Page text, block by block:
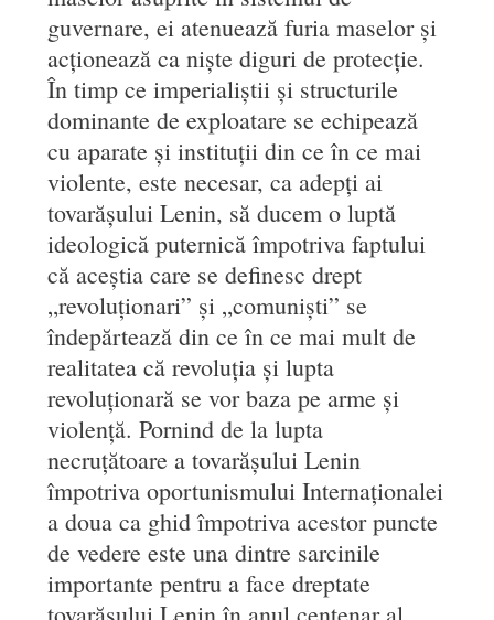
guvernare, ei atenuează furia maselor și
acționează ca niște diguri de protecție.
În timp ce imperialiștii și structurile
dominante de exploatare se echipează
cu aparate și instituții din ce în ce mai
violente, este necesar, ca adepți ai
tovarășului Lenin, să ducem o luptă
ideologică puternică împotriva faptului
că aceștia care se definesc drept
„revoluționari” și „comuniști” se
îndepărtează din ce în ce mai mult de
realitatea că revoluția și lupta
revoluționară se vor baza pe arme și
violență. Pornind de la lupta
necruțătoare a tovarășului Lenin
împotriva oportunismului Internaționalei
a doua ca ghid împotriva acestor puncte
de vedere este una dintre sarcinile
importante pentru a face dreptate
tovarășului Lenin în anul centenar al